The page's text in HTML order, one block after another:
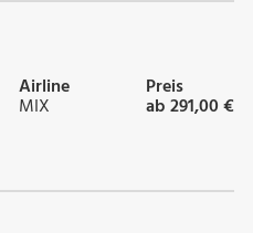
Airline
MIX
Preis
ab 291,00 €